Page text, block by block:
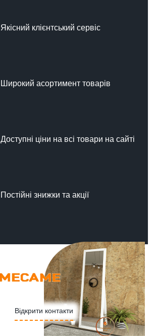
Якісний клієнтський сервіс
Широкий асортимент товарів
Доступні ціни на всі товари на сайті
Постійні знижки та акції
Відкрити контакти